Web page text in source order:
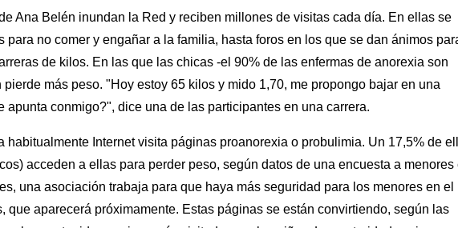
Ana Belén inundan la Red y reciben millones de visitas cada día. En ellas se
para no comer y engañar a la familia, hasta foros en los que se dan ánimos
de kilos. En las que las chicas -el 90% de las enfermas de anorexia son
más peso. "Hoy estoy 65 kilos y mido 1,70, me propongo bajar en una
apunta conmigo?", dice una de las participantes en una carrera.
habitualmente Internet visita páginas proanorexia o probulimia. Un 17,5% de
acceden a ellas para perder peso, según datos de una encuesta a menores
una asociación trabaja para que haya más seguridad para los menores en el
que aparecerá próximamente. Estas páginas se están convirtiendo, según las